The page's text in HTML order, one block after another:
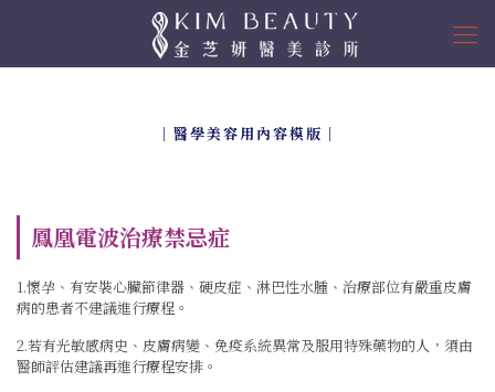
｜醫學美容用內容模版｜
鳳凰電波治療禁忌症
1.懷孕、有安裝心臟節律器、硬皮症、淋巴性水腫、治療部位有嚴重皮膚
病的患者不建議進行療程。
2.若有光敏感病史、皮膚病變、免疫系統異常及服用特殊藥物的人，須由
醫師評估建議再進行療程安排。